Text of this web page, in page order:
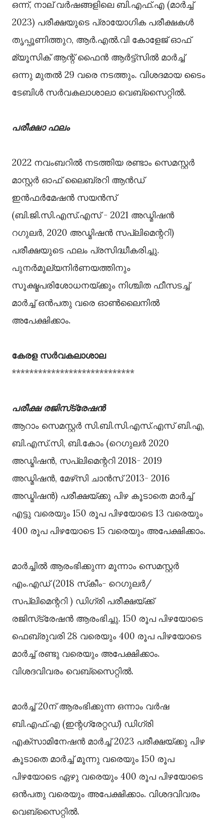
ഒന്ന്, നാല് വര്‍ഷങ്ങളിലെ ബി.എഫ്.എ (മാര്‍ച്ച്
2023) പരീക്ഷയുടെ പ്രായോഗിക പരീക്ഷകള്‍
തൃപ്പൂണിത്തുറ, ആര്‍.എല്‍.വി കോളേജ് ഓഫ്
മ്യൂസിക് ആന്റ് ഫൈന്‍ ആര്‍ട്ട്സില്‍ മാര്‍ച്ച്
ഒന്നു മുതല്‍ 29 വരെ നടത്തും. വിശദമായ ടൈം
ടേബിള്‍ സര്‍വകലാശാലാ വെബ്സൈറ്റില്‍.
പരീക്ഷാ ഫലം
2022 നവംബറില്‍ നടത്തിയ രണ്ടാം സെമസ്റ്റര്‍
മാസ്റ്റര്‍ ഓഫ് ലൈബ്രറി ആന്‍ഡ്
ഇന്‍ഫര്‍മേഷന്‍ സയന്‍സ്
(ബി.ജി.സി.എസ്.എസ് - 2021 അഡ്മിഷന്‍
റഗുലര്‍, 2020 അഡ്മിഷന്‍ സപ്ലിമെന്ററി)
പരീക്ഷയുടെ ഫലം പ്രസിദ്ധീകരിച്ചു.
പുനര്‍മൂല്യനിര്‍ണയത്തിനും
സൂക്ഷ്മപരിശോധനയ്ക്കും നിശ്ചിത ഫീസടച്ച്
മാര്‍ച്ച് ഒന്‍പതു വരെ ഓണ്‍ലൈനില്‍
അപേക്ഷിക്കാം.
കേരള സര്‍വകലാശാല
****************************
പരീക്ഷ രജിസ്‌ട്രേഷന്‍
ആറാം സെമസ്റ്റര്‍ സി.ബി.സി.എസ്.എസ് ബി.എ,
ബി.എസ്.സി, ബി.കോം (റെഗുലര്‍ 2020
അഡ്മിഷന്‍, സപ്ലിമെന്ററി 2018- 2019
അഡ്മിഷന്‍, മേഴ്‌സി ചാന്‍സ് 2013- 2016
അഡ്മിഷന്‍) പരീക്ഷയ്ക്കു പിഴ കൂടാതെ മാര്‍ച്ച്
എട്ടു വരെയും 150 രൂപ പിഴയോടെ 13 വരെയും
400 രൂപ പിഴയോടെ 15 വരെയും അപേക്ഷിക്കാം.
മാര്‍ച്ചില്‍ ആരംഭിക്കുന്ന മൂന്നാം സെമസ്റ്റര്‍
എം.എഡ് (2018 സ്‌കീം- റെഗുലര്‍/
സപ്ലിമെന്ററി ) ഡിഗ്രി പരീക്ഷയ്ക്ക്
രജിസ്‌ട്രേഷന്‍ ആരംഭിച്ചു. 150 രൂപ പിഴയോടെ
ഫെബ്രുവരി 28 വരെയും 400 രൂപ പിഴയോടെ
മാര്‍ച്ച് രണ്ടു വരെയും അപേക്ഷിക്കാം.
വിശദവിവരം വെബ്‌സൈറ്റില്‍.
മാര്‍ച്ച് 20ന് ആരംഭിക്കുന്ന ഒന്നാം വര്‍ഷ
ബി.എഫ്.എ (ഇന്റഗ്രേറ്റഡ്) ഡിഗ്രി
എക്‌സാമിനേഷന്‍ മാര്‍ച്ച് 2023 പരീക്ഷയ്ക്കു പിഴ
കൂടാതെ മാര്‍ച്ച് മൂന്നു വരെയും 150 രൂപ
പിഴയോടെ ഏഴു വരെയും 400 രൂപ പിഴയോടെ
ഒന്‍പതു വരെയും അപേക്ഷിക്കാം. വിശദവിവരം
വെബ്‌സൈറ്റില്‍.